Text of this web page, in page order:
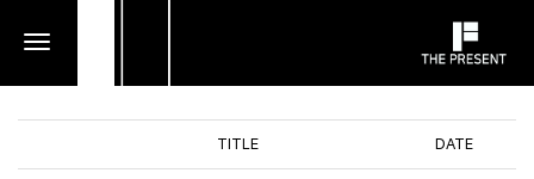
toggle
TITLE DATE